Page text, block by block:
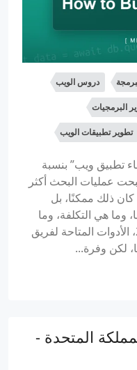
دروس الويب
البرمجيات
تطوير تطبيقات الويب
تطبيق ويب” بنسبة
عمليات البحث أكثر
كان ذلك ممكنًا، بل
وما هي التكلفة، وما
الذي يجب فعله أولًا. في عام 2026، الأدوات المتاحة لفريق
لكن وفرة...
المتحدة -